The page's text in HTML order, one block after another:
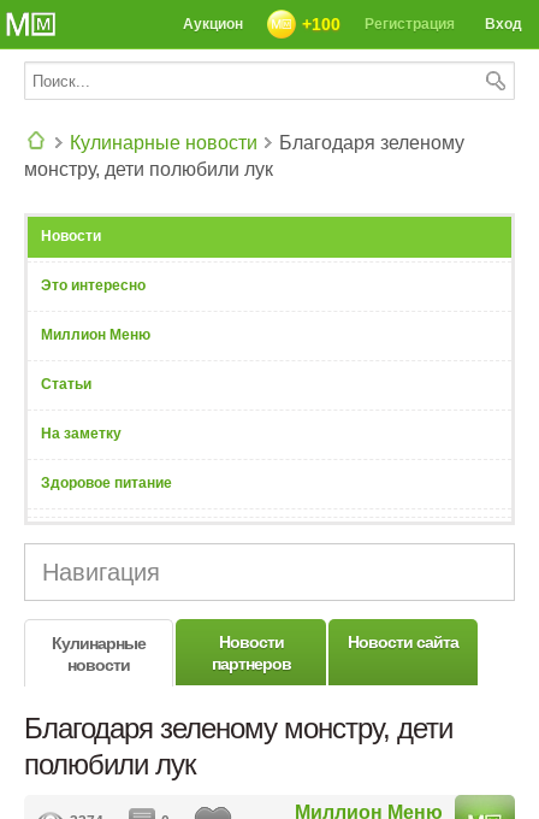
Вход
Регистрация
+100
Аукцион
Кулинарные новости
Благодаря зеленому
монстру, дети полюбили лук
Новости
Это интересно
Миллион Меню
Статьи
На заметку
Здоровое питание
Навигация
Кулинарные
новости
Новости
партнеров
Новости сайта
Благодаря зеленому монстру, дети
полюбили лук
Миллион Меню